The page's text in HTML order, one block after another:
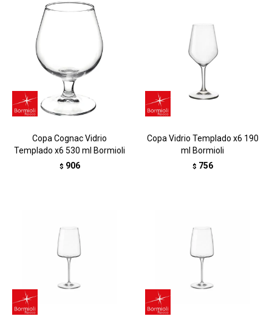
Copa Cognac Vidrio
Templado x6 530 ml Bormioli
$ 906
Copa Vidrio Templado x6 190
ml Bormioli
$ 756